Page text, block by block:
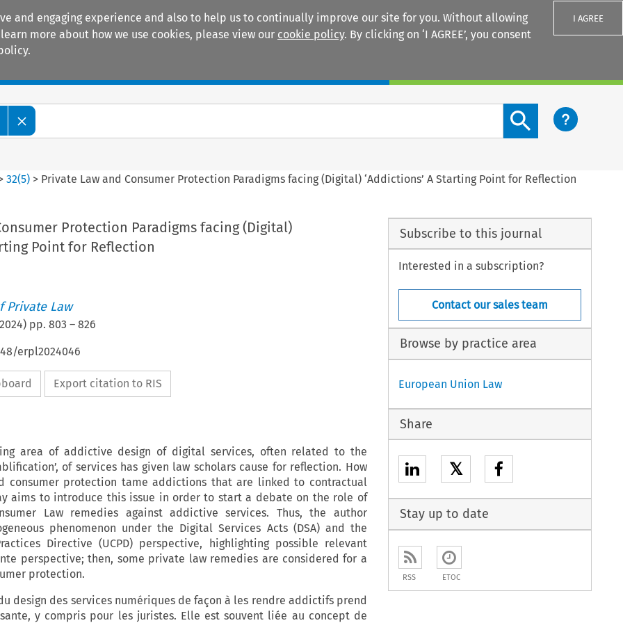
and engaging experience and also to help us to continually improve our site for you. Without allowing
more about how we use cookies, please view our cookie policy. By clicking on ‘I AGREE’, you consent
I AGREE
Search content button
32(5) > Private Law and Consumer Protection Paradigms facing (Digital) ‘Addictions’ A Starting Point for Reflection
Protection Paradigms facing (Digital)
Point for Reflection
Private Law
) pp. 803 – 826
erpl2024046
Export citation to RIS
area of addictive design of digital services, often related to the
of services has given law scholars cause for reflection. How
consumer protection tame addictions that are linked to contractual
aims to introduce this issue in order to start a debate on the role of
Law remedies against addictive services. Thus, the author
phenomenon under the Digital Services Acts (DSA) and the
Directive (UCPD) perspective, highlighting possible relevant
perspective; then, some private law remedies are considered for a
protection.
design des services numériques de façon à les rendre addictifs prend
y compris pour les juristes. Elle est souvent liée au concept de
Subscribe to this journal
Interested in a subscription?
Contact our sales team
Browse by practice area
European Union Law
Share
𝕏
Stay up to date
RSS ETOC